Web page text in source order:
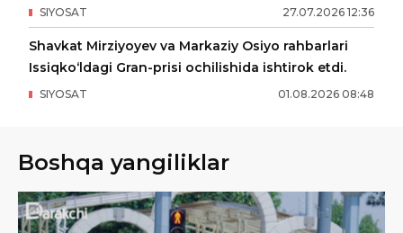
27.07.2026 12:36
SIYOSAT
Shavkat Mirziyoyev va Markaziy Osiyo rahbarlari
Issiqko‘ldagi Gran-prisi ochilishida ishtirok etdi.
01.08.2026 08:48
SIYOSAT
Boshqa yangiliklar